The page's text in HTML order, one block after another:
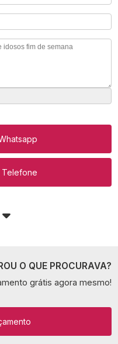
Telefone
O QUE PROCURAVA?
grátis agora mesmo!